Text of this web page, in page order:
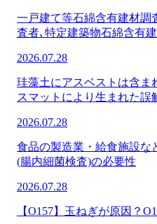
一戸建て等石綿含有建材調
査者､特定建築物石綿含有
2026.07.28
珪藻土にアスベストは含ま
スマットにより生まれた誤
2026.07.28
食品の製造業・給食施設な
(腸内細菌検査)の必要性
2026.07.28
【O157】玉ねぎが原因？